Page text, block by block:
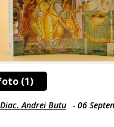
(1)
Diac. Andrei Butu - 06